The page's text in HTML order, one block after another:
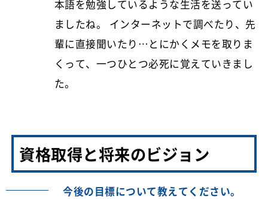
本語を勉強しているような生活を送ってい
ましたね。 インターネットで調べたり、先
輩に直接聞いたり…とにかくメモを取りま
くって、一つひとつ必死に覚えていきまし
た。
資格取得と将来のビジョン
今後の目標について教えてください。